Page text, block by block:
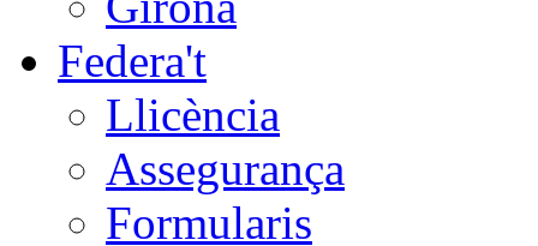
Federa't
Llicència
Assegurança
Formularis